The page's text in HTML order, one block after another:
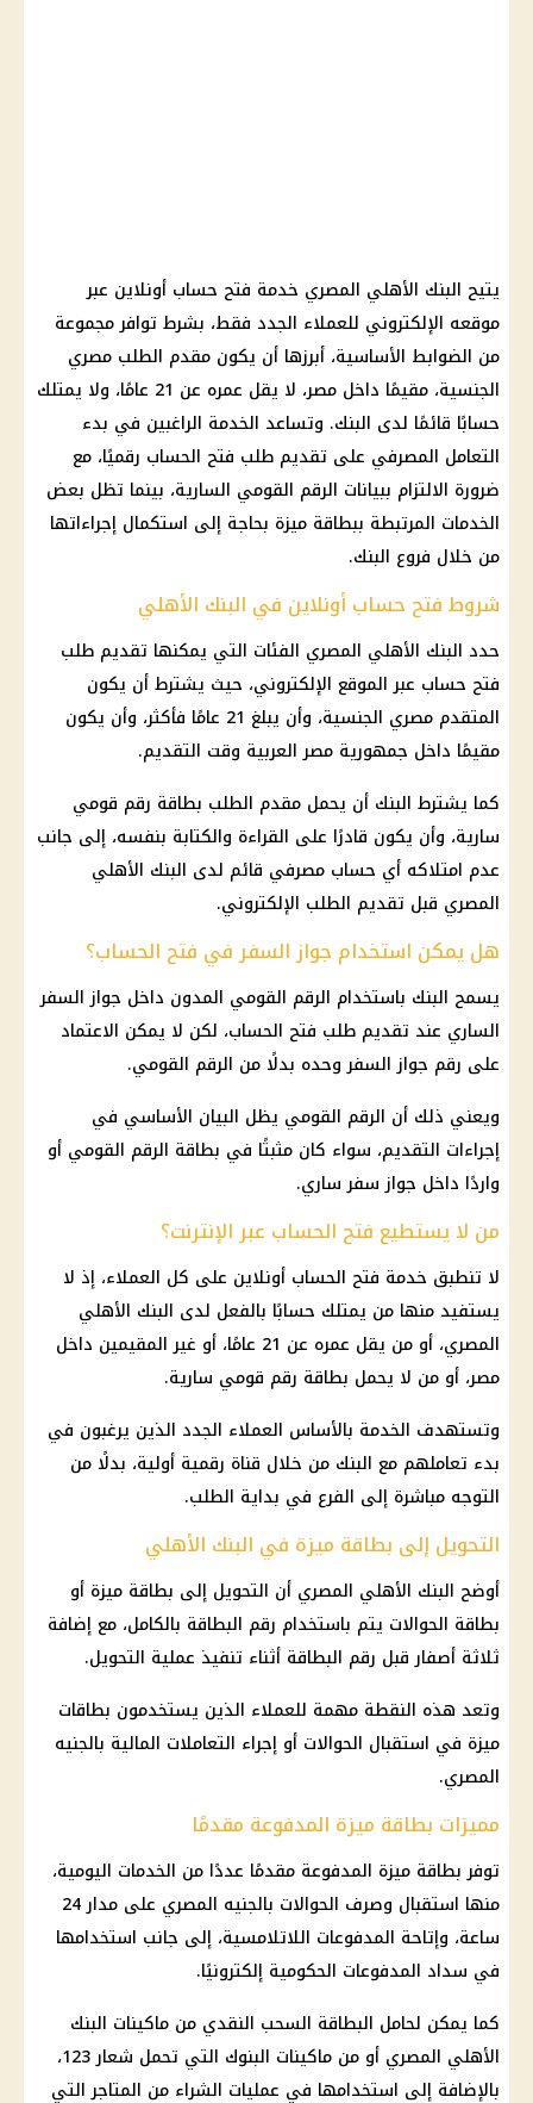
يتيح البنك الأهلي المصري خدمة فتح حساب أونلاين عبر
موقعه الإلكتروني للعملاء الجدد فقط، بشرط توافر مجموعة
من الضوابط الأساسية، أبرزها أن يكون مقدم الطلب مصري
الجنسية، مقيمًا داخل مصر، لا يقل عمره عن 21 عامًا، ولا يمتلك
حسابًا قائمًا لدى البنك. وتساعد الخدمة الراغبين في بدء
التعامل المصرفي على تقديم طلب فتح الحساب رقميًا، مع
ضرورة الالتزام ببيانات الرقم القومي السارية، بينما تظل بعض
الخدمات المرتبطة ببطاقة ميزة بحاجة إلى استكمال إجراءاتها
من خلال فروع البنك.
شروط فتح حساب أونلاين في البنك الأهلي
حدد البنك الأهلي المصري الفئات التي يمكنها تقديم طلب
فتح حساب عبر الموقع الإلكتروني، حيث يشترط أن يكون
المتقدم مصري الجنسية، وأن يبلغ 21 عامًا فأكثر، وأن يكون
مقيمًا داخل جمهورية مصر العربية وقت التقديم.
كما يشترط البنك أن يحمل مقدم الطلب بطاقة رقم قومي
سارية، وأن يكون قادرًا على القراءة والكتابة بنفسه، إلى جانب
عدم امتلاكه أي حساب مصرفي قائم لدى البنك الأهلي
المصري قبل تقديم الطلب الإلكتروني.
هل يمكن استخدام جواز السفر في فتح الحساب؟
يسمح البنك باستخدام الرقم القومي المدون داخل جواز السفر
الساري عند تقديم طلب فتح الحساب، لكن لا يمكن الاعتماد
على رقم جواز السفر وحده بدلًا من الرقم القومي.
ويعني ذلك أن الرقم القومي يظل البيان الأساسي في
إجراءات التقديم، سواء كان مثبتًا في بطاقة الرقم القومي أو
واردًا داخل جواز سفر ساري.
من لا يستطيع فتح الحساب عبر الإنترنت؟
لا تنطبق خدمة فتح الحساب أونلاين على كل العملاء، إذ لا
يستفيد منها من يمتلك حسابًا بالفعل لدى البنك الأهلي
المصري، أو من يقل عمره عن 21 عامًا، أو غير المقيمين داخل
مصر، أو من لا يحمل بطاقة رقم قومي سارية.
وتستهدف الخدمة بالأساس العملاء الجدد الذين يرغبون في
بدء تعاملهم مع البنك من خلال قناة رقمية أولية، بدلًا من
التوجه مباشرة إلى الفرع في بداية الطلب.
التحويل إلى بطاقة ميزة في البنك الأهلي
أوضح البنك الأهلي المصري أن التحويل إلى بطاقة ميزة أو
بطاقة الحوالات يتم باستخدام رقم البطاقة بالكامل، مع إضافة
ثلاثة أصفار قبل رقم البطاقة أثناء تنفيذ عملية التحويل.
وتعد هذه النقطة مهمة للعملاء الذين يستخدمون بطاقات
ميزة في استقبال الحوالات أو إجراء التعاملات المالية بالجنيه
المصري.
مميزات بطاقة ميزة المدفوعة مقدمًا
توفربطاقة ميزة المدفوعة مقدمًا عددًا من الخدمات اليومية،
منها استقبال وصرف الحوالات بالجنيه المصري على مدار 24
ساعة، وإتاحة المدفوعات اللاتلامسية، إلى جانب استخدامها
في سداد المدفوعات الحكومية إلكترونيًا.
كما يمكن لحامل البطاقة السحب النقدي من ماكينات البنك
الأهلي المصري
أو من ماكينات البنوك التي تحمل شعار 123،
بالإضافة إلى استخدامها في عمليات الشراء من المتاجر التي